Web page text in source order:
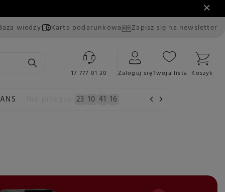
wiedzy Karta podarunkowa Zapisz się na newsletter
17 777 01 30 Zaloguj sięTwoja lista Koszyk
23 10 41 15